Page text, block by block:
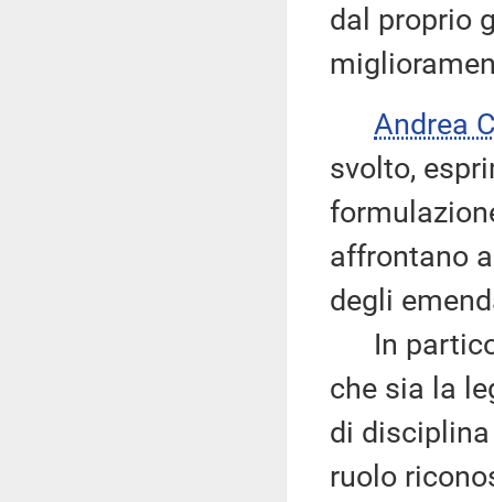
dal proprio
Andrea
svolto,
affrontano
degli
In
che sia la
di
ruolo